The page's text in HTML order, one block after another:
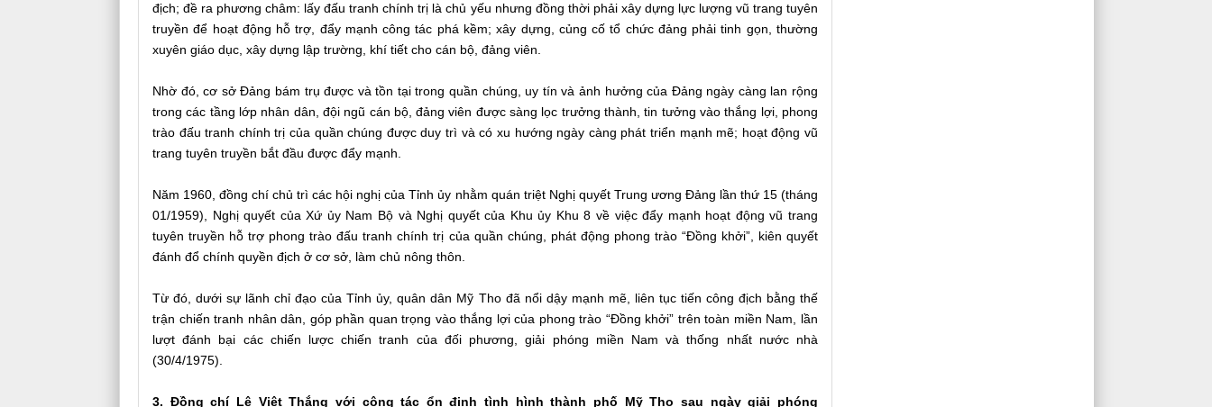
địch; đề ra phương châm: lấy đấu tranh chính trị là chủ yếu nhưng đồng thời phải xây dựng lực lượng vũ trang tuyên
truyền để hoạt động hỗ trợ, đẩy mạnh công tác phá kềm; xây dựng, củng cố tổ chức đảng phải tinh gọn, thường
xuyên giáo dục, xây dựng lập trường, khí tiết cho cán bộ, đảng viên.
Nhờ đó, cơ sở Đảng bám trụ được và tồn tại trong quần chúng, uy tín và ảnh hưởng của Đảng ngày càng lan rộng
trong các tầng lớp nhân dân, đội ngũ cán bộ, đảng viên được sàng lọc trưởng thành, tin tưởng vào thắng lợi, phong
trào đấu tranh chính trị của quần chúng được duy trì và có xu hướng ngày càng phát triển mạnh mẽ; hoạt động vũ
trang tuyên truyền bắt đầu được đẩy mạnh.
Năm 1960, đồng chí chủ trì các hội nghị của Tỉnh ủy nhằm quán triệt Nghị quyết Trung ương Đảng lần thứ 15 (tháng
01/1959), Nghị quyết của Xứ ủy Nam Bộ và Nghị quyết của Khu ủy Khu 8 về việc đẩy mạnh hoạt động vũ trang
tuyên truyền hỗ trợ phong trào đấu tranh chính trị của quần chúng, phát động phong trào “Đồng khởi”, kiên quyết
đánh đổ chính quyền địch ở cơ sở, làm chủ nông thôn.
Từ đó, dưới sự lãnh chỉ đạo của Tỉnh ủy, quân dân Mỹ Tho đã nổi dậy mạnh mẽ, liên tục tiến công địch bằng thế
trận chiến tranh nhân dân, góp phần quan trọng vào thắng lợi của phong trào “Đồng khởi” trên toàn miền Nam, lần
lượt đánh bại các chiến lược chiến tranh của đối phương, giải phóng miền Nam và thống nhất nước nhà
(30/4/1975).
3. Đồng chí Lê Việt Thắng với công tác ổn định tình hình thành phố Mỹ Tho sau ngày giải phóng